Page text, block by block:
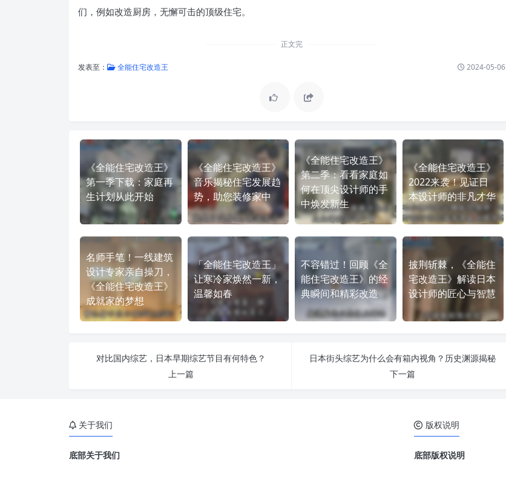
们，例如改造厨房，无懈可击的顶级住宅。
正文完
发表至： 全能住宅改造王 2024-05-06
《全能住宅改造王》
第一季下载：家庭再
生计划从此开始
《全能住宅改造王》
音乐揭秘住宅发展趋
势，助您装修家中
《全能住宅改造王》
第二季：看看家庭如
何在顶尖设计师的手
中焕发新生
《全能住宅改造王》
2022来袭！见证日
本设计师的非凡才华
名师手笔！一线建筑
设计专家亲自操刀，
《全能住宅改造王》
成就家的梦想
「全能住宅改造王」
让寒冷家焕然一新，
温馨如春
不容错过！回顾《全
能住宅改造王》的经
典瞬间和精彩改造
披荆斩棘，《全能住
宅改造王》解读日本
设计师的匠心与智慧
对比国内综艺，日本早期综艺节目有何特色？
上一篇
日本街头综艺为什么会有箱内视角？历史渊源揭秘
下一篇
关于我们
底部关于我们
版权说明
底部版权说明